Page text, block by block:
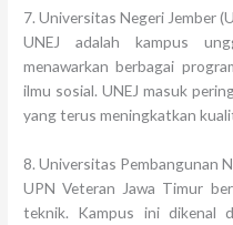
7. Universitas Negeri Jember
UNEJ adalah kampus
menawarkan berbagai
ilmu sosial. UNEJ masuk
yang terus meningkatkan
8. Universitas Pembangunan
UPN Veteran Jawa Timur
teknik. Kampus ini dikenal